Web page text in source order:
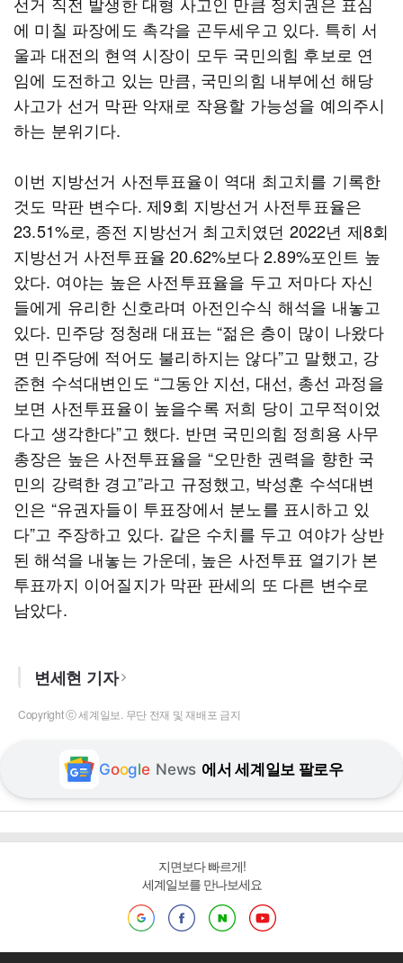
에 미칠 파장에도 촉각을 곤두세우고 있다. 특히 서
울과 대전의 현역 시장이 모두 국민의힘 후보로 연
임에 도전하고 있는 만큼, 국민의힘 내부에선 해당
사고가 선거 막판 악재로 작용할 가능성을 예의주시
하는 분위기다.
이번 지방선거 사전투표율이 역대 최고치를 기록한
것도 막판 변수다. 제9회 지방선거 사전투표율은
23.51%로, 종전 지방선거 최고치였던 2022년 제8회
지방선거 사전투표율 20.62%보다 2.89%포인트 높
았다. 여야는 높은 사전투표율을 두고 저마다 자신
들에게 유리한 신호라며 아전인수식 해석을 내놓고
있다. 민주당 정청래 대표는 “젊은 층이 많이 나왔다
면 민주당에 적어도 불리하지는 않다”고 말했고, 강
준현 수석대변인도 “그동안 지선, 대선, 총선 과정을
보면 사전투표율이 높을수록 저희 당이 고무적이었
다고 생각한다”고 했다. 반면 국민의힘 정희용 사무
총장은 높은 사전투표율을 “오만한 권력을 향한 국
민의 강력한 경고”라고 규정했고, 박성훈 수석대변
인은 “유권자들이 투표장에서 분노를 표시하고 있
다”고 주장하고 있다. 같은 수치를 두고 여야가 상반
된 해석을 내놓는 가운데, 높은 사전투표 열기가 본
투표까지 이어질지가 막판 판세의 또 다른 변수로
남았다.
변세현 기자
Copyright ⓒ 세계일보. 무단 전재 및 재배포 금지
Google News 에서 세계일보 팔로우
지면보다 빠르게!
세계일보를 만나보세요